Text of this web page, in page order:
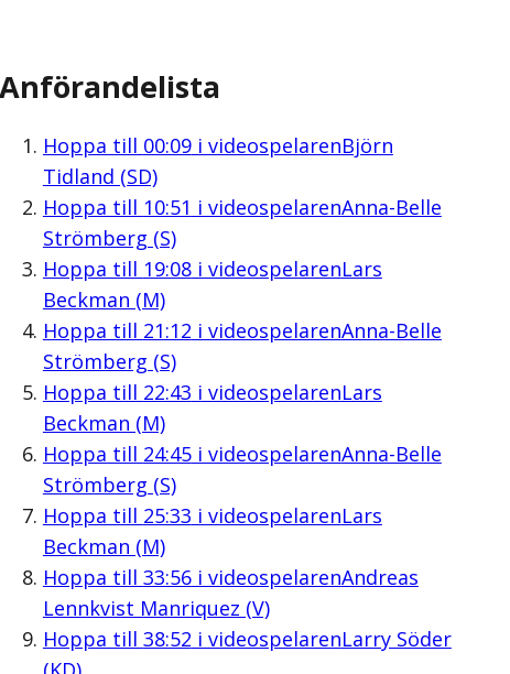
Anförandelista
Hoppa till 00:09i videospelarenBjörn
Tidland (SD)
Hoppa till 10:51 i videospelarenAnna-Belle
Strömberg (S)
Hoppa till 19:08i videospelarenLars
Beckman (M)
Hoppa till 21:12 i videospelarenAnna-Belle
Strömberg (S)
Hoppa till 22:43 i videospelarenLars
Beckman (M)
Hoppa till 24:45i videospelarenAnna-Belle
Strömberg (S)
Hoppa till 25:33 i videospelarenLars
Beckman (M)
Hoppa till 33:56i videospelarenAndreas
Lennkvist Manriquez (V)
Hoppa till 38:52 i videospelarenLarry Söder